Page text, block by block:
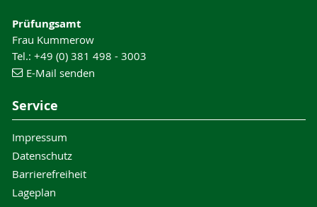
Prüfungsamt
Frau Kummerow
Tel.: +49 (0) 381 498 - 3003
E-Mail senden
Service
Impressum
Datenschutz
Barrierefreiheit
Lageplan